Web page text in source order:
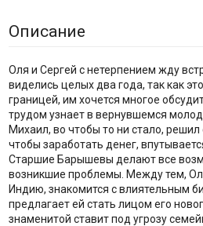
Описание
Оля и Сергей с нетерпением жду
виделись целых два года, так как
границей, им хочется многое
трудом узнает в вернувшемся
Михаил, во чтобы то ни стало,
чтобы заработать денег,
Старшие Барышевы делают все
возникшие проблемы. Между тем,
Индию, знакомится с влиятельным
предлагает ей стать лицом его
знаменитой ставит под угрозу